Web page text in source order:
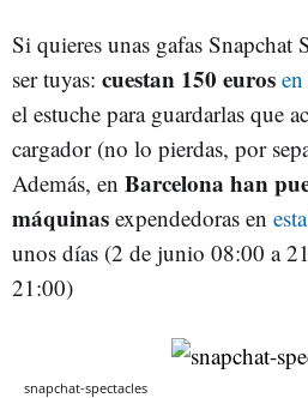
Si quieres unas gafas Snapchat
ser tuyas: cuestan 150 euros
el estuche para guardarlas que
cargador (no lo pierdas, por
Además, en Barcelona han
máquinas expendedoras en
unos días (2 de junio 08:00 a
21:00)
snapchat-spectacles